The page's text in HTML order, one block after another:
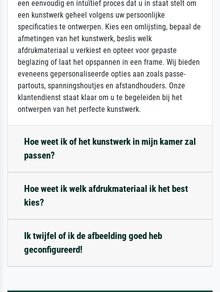
een eenvoudig en intuïtief proces dat u in staat stelt om
een kunstwerk geheel volgens uw persoonlijke
specificaties te ontwerpen. Kies een omlijsting, bepaal de
afmetingen van het kunstwerk, beslis welk
afdrukmateriaal u verkiest en opteer voor gepaste
beglazing of laat het opspannen in een frame. Wij bieden
eveneens gepersonaliseerde opties aan zoals passe-
partouts, spanningshoutjes en afstandhouders. Onze
klantendienst staat klaar om u te begeleiden bij het
ontwerpen van het perfecte kunstwerk.
Hoe weet ik of het kunstwerk in mijn kamer zal
passen?
Hoe weet ik welk afdrukmateriaal ik het best
kies?
Ik twijfel of ik de afbeelding goed heb
geconfigureerd!